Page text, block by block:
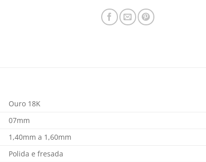
Ouro 18K
07mm
1,40mm a 1,60mm
Polida e fresada